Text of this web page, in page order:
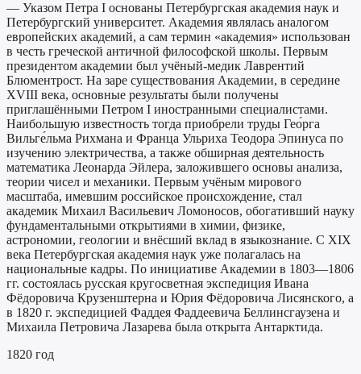
— Указом Петра I основаны Петербургская академия наук и
Петербургский университет. Академия являлась аналогом
европейских академий, а сам термин «академия» использован
в честь греческой античной философской школы. Первым
президентом академии был учёный-медик Лаврентий
Блюментрост. На заре существования Академии, в середине
XVIII века, основные результаты были получены
приглашёнными Петром I иностранными специалистами.
Наибольшую известность тогда приобрели труды Гео́рга
Вильге́льма Рихмана и Франца Ульриха Теодора Эпинуса по
изучению электричества, а также обширная деятельность
математика Леонарда Эйлера, заложившего основы анализа,
теории чисел и механики. Первым учёным мирового
масштаба, имевшим российское происхождение, стал
академик Михаил Васильевич Ломоносов, обогативший науку
фундаментальными открытиями в химии, физике,
астрономии, геологии и внёсший вклад в языкознание. С XIX
века Петербургская академия наук уже полагалась на
национальные кадры. По инициативе Академии в 1803—1806
гг. состоялась русская кругосветная экспедиция Ивана
Фёдоровича Крузенштерна и Юрия Фёдоровича Лисянского, а
в 1820 г. экспедицией Фаддея Фаддеевича Беллинсгаузена и
Михаила Петровича Лазарева была открыта Антарктида.
1820 год